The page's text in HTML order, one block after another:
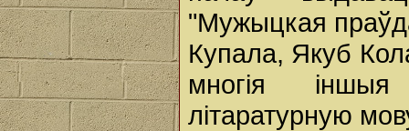
"Мужыцкая
Купала, Якуб
многія
літаратурную